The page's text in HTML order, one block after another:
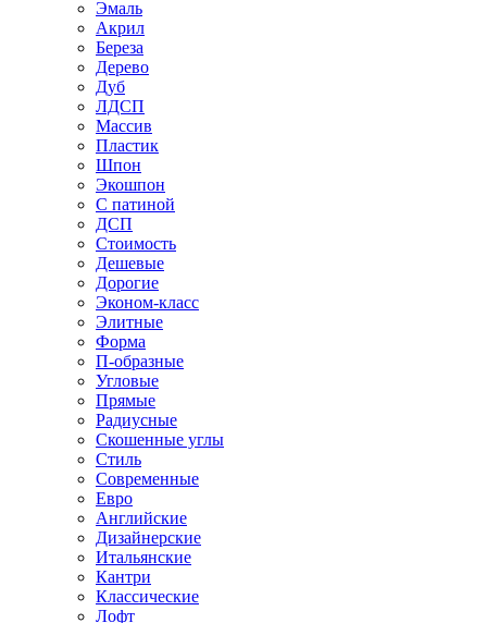
Эмаль
Акрил
Береза
Дерево
Дуб
ЛДСП
Массив
Пластик
Шпон
Экошпон
С патиной
ДСП
Стоимость
Дешевые
Дорогие
Эконом-класс
Элитные
Форма
П-образные
Угловые
Прямые
Радиусные
Скошенные углы
Стиль
Современные
Евро
Английские
Дизайнерские
Итальянские
Кантри
Классические
Лофт